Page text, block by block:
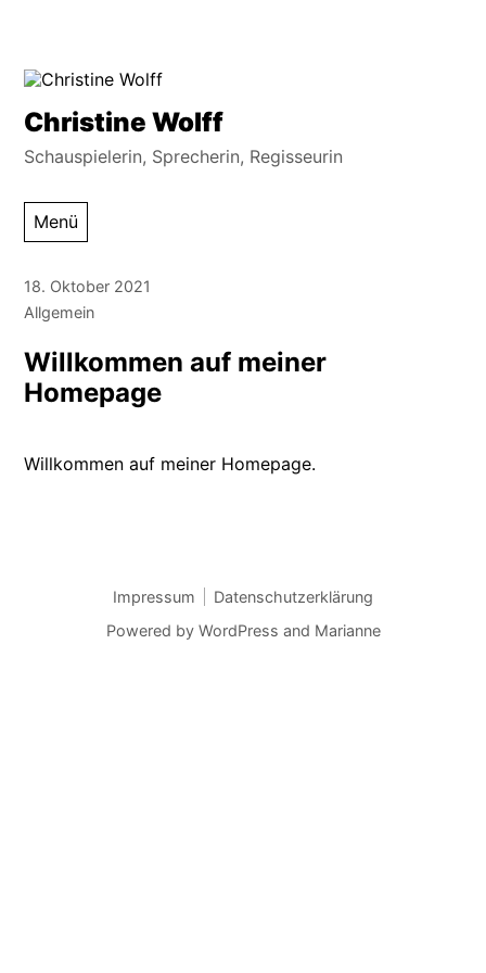
Zum
springen
Christine Wolff
Schauspielerin, Sprecherin, Regisseurin
Menü
18. Oktober 2021
Allgemein
Willkommen auf meiner
Homepage
Willkommen auf meiner Homepage.
Impressum
Datenschutzerklärung
Powered by WordPress and Marianne